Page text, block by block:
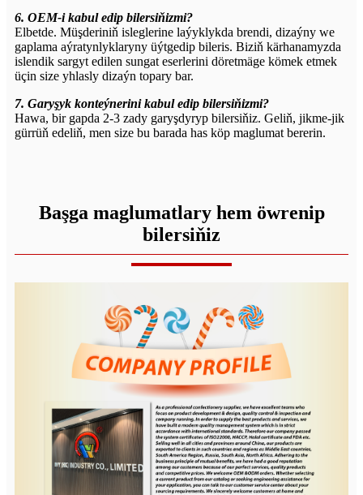
6. OEM-i kabul edip bilersiňizmi?
Elbetde. Müşderiniň isleglerine laýyklykda brendi, dizaýny we
gaplama aýratynlyklaryny üýtgedip bileris. Biziň kärhanamyzda
islendik sargyt edilen sungat eserlerini döretmäge kömek etmek
üçin size yhlasly dizaýn topary bar.
7. Garyşyk konteýnerini kabul edip bilersiňizmi?
Hawa, bir gapda 2-3 zady garyşdyryp bilersiňiz. Geliň, jikme-jik
gürrüň edeliň, men size bu barada has köp maglumat bererin.
Başga maglumatlary hem öwrenip
bilersiňiz